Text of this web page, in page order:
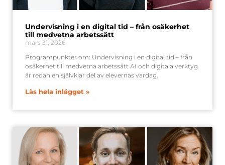
Undervisning i en digital tid – från osäkerhet
till medvetna arbetssätt
mars 31, 2026
Programpunkter om: Undervisning i en digital tid – från
osäkerhet till medvetna arbetssätt AI och digitala verktyg
är redan en självklar del av elevernas vardag.
Läs hela inlägget »